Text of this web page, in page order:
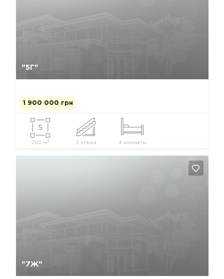
"5Г"
1 900 000 грн
202 м2 2 этажа 4 комнаты
"7Ж"